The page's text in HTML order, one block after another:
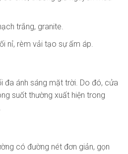
trắng, granite.
nỉ, rèm vải tạo sự ấm áp.
đa ánh sáng mặt trời. Do đó, cửa
suốt thường xuất hiện trong
có đường nét đơn giản, gọn